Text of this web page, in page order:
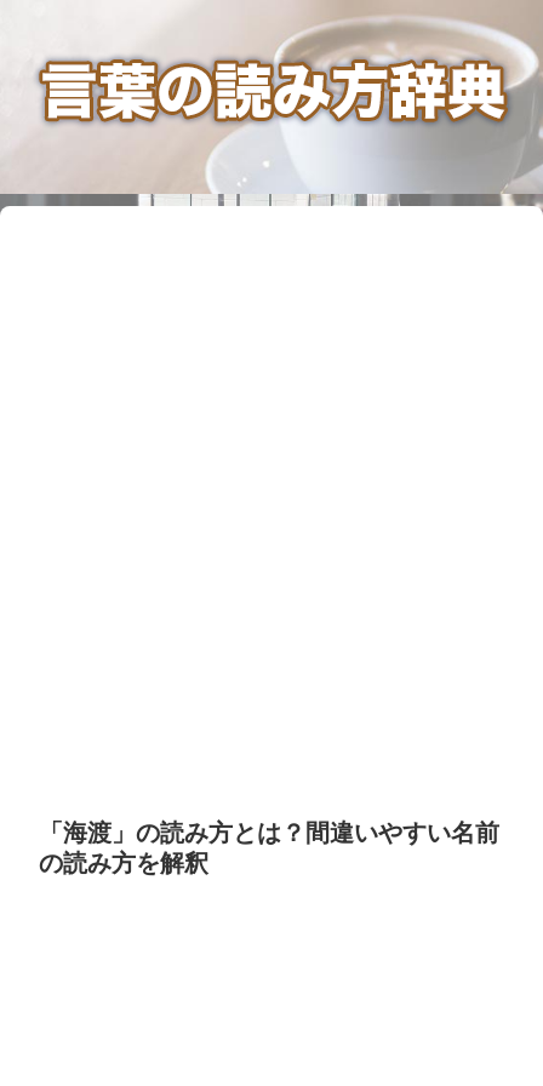
「海渡」の読み方とは？間違いやすい名前
の読み方を解釈